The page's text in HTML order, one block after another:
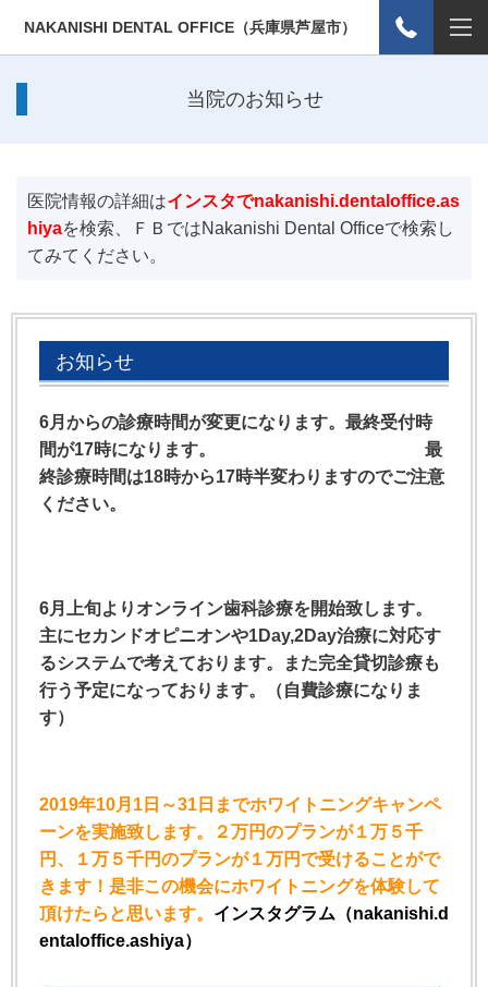
NAKANISHI DENTAL OFFICE（兵庫県芦屋市）
当院のお知らせ
医院情報の詳細はインスタでnakanishi.dentaloffice.as
hiyaを検索、ＦＢではNakanishi Dental Officeで検索し
てみてください。
お知らせ
6月からの診療時間が変更になります。最終受付時
間が17時になります。 最
終診療時間は18時から17時半変わりますのでご注意
ください。
6月上旬よりオンライン歯科診療を開始致します。
主にセカンドオピニオンや1Day,2Day治療に対応す
るシステムで考えております。また完全貸切診療も
行う予定になっております。（自費診療になりま
す）
2019年10月1日～31日までホワイトニングキャンペ
ーンを実施致します。２万円のプランが１万５千
円、１万５千円のプランが１万円で受けることがで
きます！是非この機会にホワイトニングを体験して
頂けたらと思います。 インスタグラム（nakanishi.d
entaloffice.ashiya）